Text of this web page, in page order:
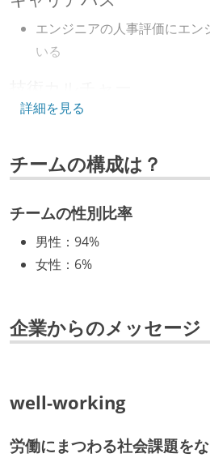
エンジニアの人事評価にエン
いる
CTO またはそれに準じる、技
取締役（社内）または執行役
ング部門の人間が経営に参加
経営トップがエンジニア出身
開発メンバーの裁量
任で好きなものを使うことが
企画を決定する場に、実装を
となって行う
ながら、納期または盛り込む
詳細を見る
チームの構成は？
チームの性別比率
男性 ： 94%
女性 ： 6%
企業からのメッセージ
well-working
労働にまつわる社会課題をな